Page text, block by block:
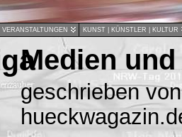
KUNST | KÜNSTLER | KULTUR
Medien
geschrieben